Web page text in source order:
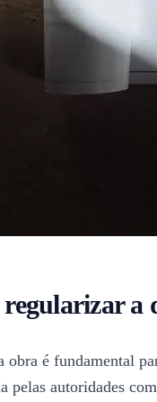
a
obra é fundamental
pelas autoridades